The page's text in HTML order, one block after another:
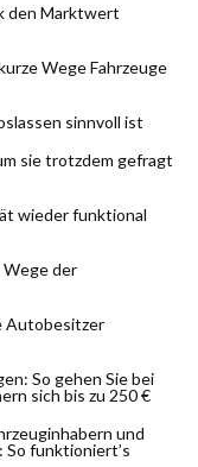
den Marktwert
Wege Fahrzeuge
sinnvoll ist
sie trotzdem gefragt
wieder funktional
Wege der
Autobesitzer
So gehen Sie bei
sich bis zu 250 €
und
funktioniert’s